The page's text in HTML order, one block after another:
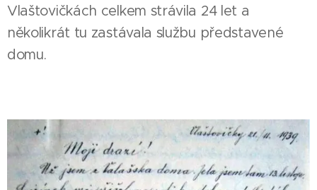
Vlaštovičkách celkem strávila 24 let a
několikrát tu zastávala službu představené
domu.